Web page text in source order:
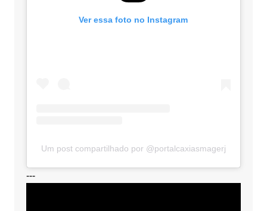
Ver essa foto no Instagram
Um post compartilhado por @portalcaxiasmagerj
---